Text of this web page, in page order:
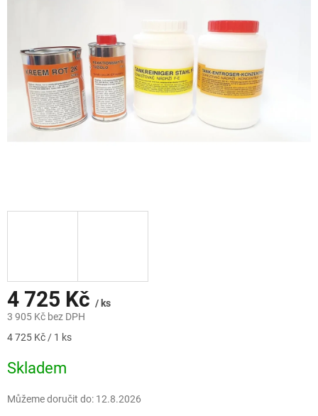
4 725 Kč / ks
3 905 Kč bez DPH
Měrná
4 725 Kč / 1 ks
Skladem
Můžeme doručit do: 12.8.2026